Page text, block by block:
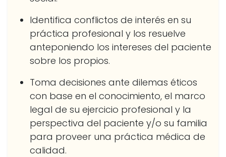
Identifica conflictos de interés en su
práctica profesional y los resuelve
anteponiendo los intereses del paciente
sobre los propios.
Toma decisiones ante dilemas éticos
con base en el conocimiento, el marco
legal de su ejercicio profesional y la
perspectiva del paciente y/o su familia
para proveer una práctica médica de
calidad.